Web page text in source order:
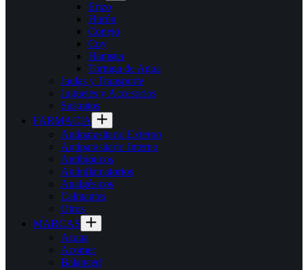
Erizo
Hurón
Conejo
Cuy
Hamster
Tortuga de Agua
Jaulas y Transporte
Juguetes y Accesorios
Sustratos
FARMACIA
Antiparasitario Externo
Antiparasitario Interno
Antibióticos
Antinflamatorios
Analgésicos
Calmantes
Otros
MARCAS
Acana
Acomer
Balanced